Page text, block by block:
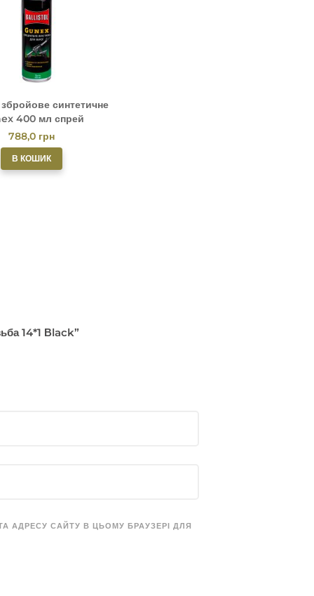
синтетичне
400 мл спрей
788,0 грн
В КОШИК
14*1 Вlack”
АДРЕСУ САЙТУ В ЦЬОМУ БРАУЗЕРІ ДЛЯ